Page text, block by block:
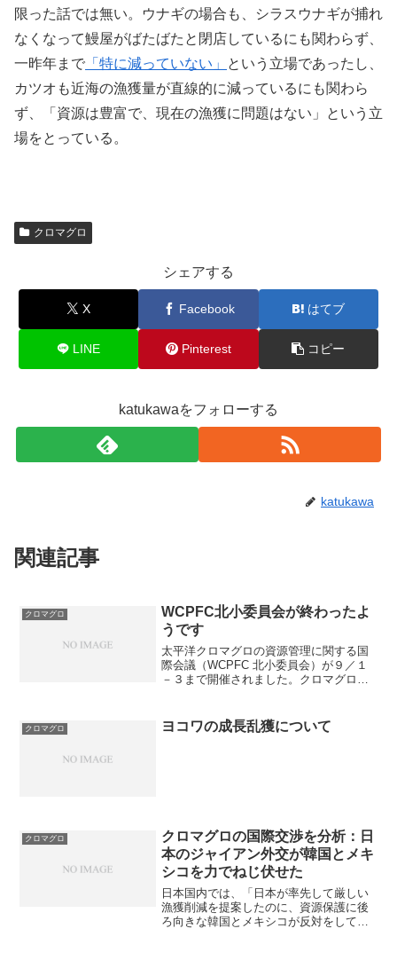
限った話では無い。ウナギの場合も、シラスウナギが捕れ
なくなって鰻屋がばたばたと閉店しているにも関わらず、
一昨年まで 「特に減っていない」
という立場であったし、
カツオも近海の漁獲量が直線的に減っているにも関わら
ず、「資源は豊富で、現在の漁獲に問題はない」という立
場をとっている。
クロマグロ
シェアする
X Facebook はてブ
LINE Pinterest コピー
katukawaをフォローする
katukawa
関連記事
クロマグロ
WCPFC北小委員会が終わったよ
うです
太平洋クロマグロの資源管理に関する国
際会議（WCPFC 北小委員会）が９／１
－３まで開催されました。クロマグロの
０１６年です。今年は谷間の年に当たる
ので、普段であればし...
クロマグロ ヨコワの成長乱獲について
クロマグロ
クロマグロの国際交渉を分析：日
本のジャイアン外交が韓国とメキ
シコを力でねじ伏せた
日本国内では、「日本が率先して厳しい
漁獲削減を提案したのに、資源保護に後
ろ向きな韓国とメキシコが反対をしてい